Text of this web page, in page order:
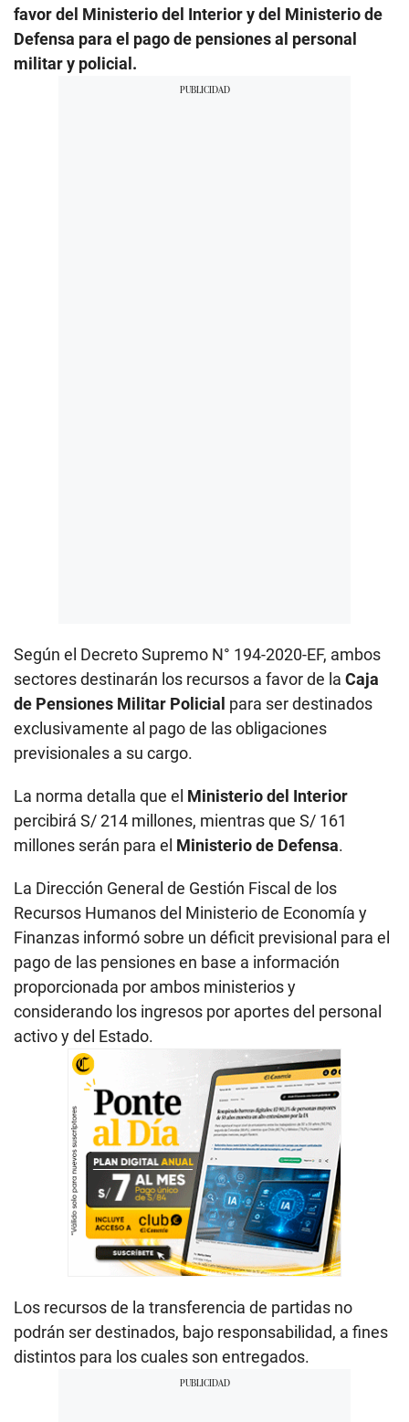
favor del Ministerio del Interior y del Ministerio de
Defensa para el pago de pensiones al personal
militar y policial.
Según el Decreto Supremo N° 194-2020-EF, ambos
sectores destinarán los recursos a favor de la Caja
de Pensiones Militar Policial para ser destinados
exclusivamente al pago de las obligaciones
previsionales a su cargo.
La norma detalla que el Ministerio del Interior
percibirá S/ 214 millones, mientras que S/ 161
millones serán para el Ministerio de Defensa.
La Dirección General de Gestión Fiscal de los
Recursos Humanos del Ministerio de Economía y
Finanzas informó sobre un déficit previsional para el
pago de las pensiones en base a información
proporcionada por ambos ministerios y
considerando los ingresos por aportes del personal
activo y del Estado.
Los recursos de la transferencia de partidas no
podrán ser destinados, bajo responsabilidad, a fines
distintos para los cuales son entregados.